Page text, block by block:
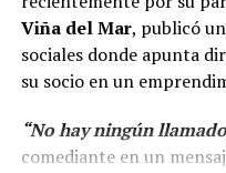
Viña del Mar, publicó
sociales donde apunta
su socio en un
“No hay ningún
comediante en un